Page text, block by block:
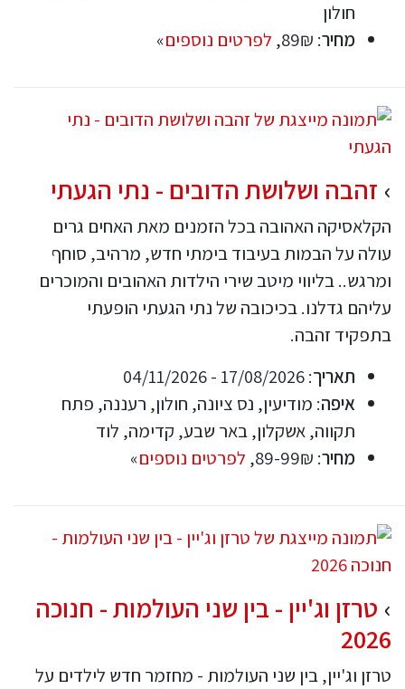
חולון
מחיר: 89₪, לפרטים נוספים»
זהבה ושלושת הדובים - נתי הגעתי
הקלאסיקה האהובה בכל הזמנים מאת האחים גרים
עולה על הבמות בעיבוד בימתי חדש, מרהיב, סוחף
ומרגש.. בליווי מיטב שירי הילדות האהובים והמוכרים
עליהם גדלנו. בכיכובה של נתי הגעתי הופעתי
בתפקיד זהבה.
תאריך: 17/08/2026 - 04/11/2026
איפה: מודיעין, נס ציונה, חולון, רעננה, פתח
תקווה, אשקלון, באר שבע, קדימה, לוד
מחיר: 89-99₪, לפרטים נוספים»
טרזן וג'יין - בין שני העולמות - חנוכה
2026
טרזן וג'יין, בין שני העולמות - מחזמר חדש לילדים על